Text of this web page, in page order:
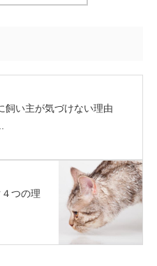
飼い主が気づけない理由
つの理